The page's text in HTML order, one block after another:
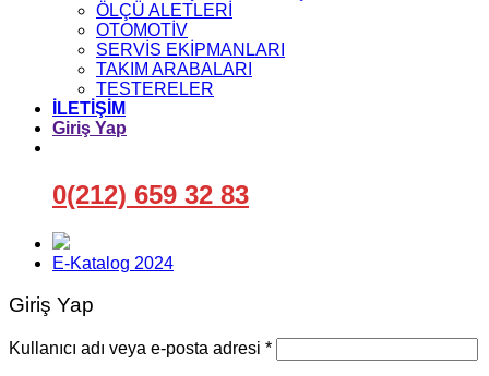
ÖLÇÜ ALETLERİ
OTOMOTİV
SERVİS EKİPMANLARI
TAKIM ARABALARI
TESTERELER
İLETİŞİM
Giriş Yap
0(212) 659 32 83
E-Katalog 2024
Giriş Yap
Kullanıcı adı veya e-posta adresi *Gerekli